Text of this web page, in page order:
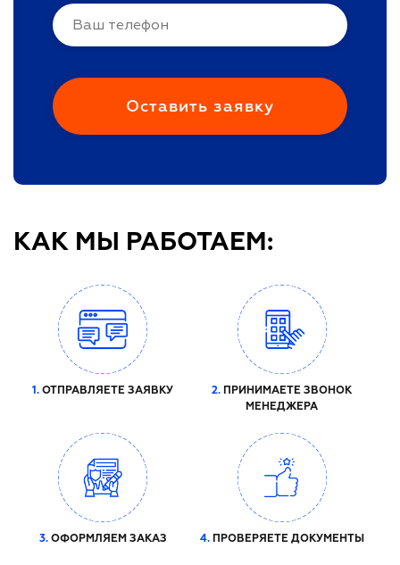
КАК МЫ РАБОТАЕМ:
1. ОТПРАВЛЯЕТЕ ЗАЯВКУ 2. ПРИНИМАЕТЕ ЗВОНОК
МЕНЕДЖЕРА
3.ОФОРМЛЯЕМ ЗАКАЗ 4.ПРОВЕРЯЕТЕ ДОКУМЕНТЫ